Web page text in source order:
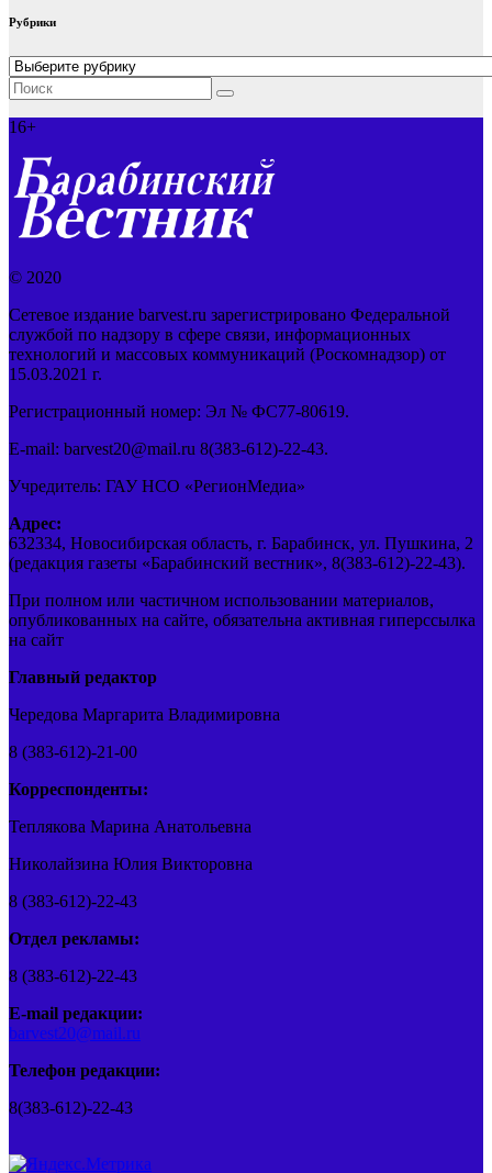
Рубрики
Рубрики
16+
© 2020
Сетевое издание barvest.ru зарегистрировано Федеральной
службой по надзору в сфере связи, информационных
технологий и массовых коммуникаций (Роскомнадзор) от
15.03.2021 г.
Регистрационный номер: Эл № ФС77-80619.
E-mail: barvest20@mail.ru 8(383-612)-22-43.
Учредитель: ГАУ НСО «РегионМедиа»
Адрес:
632334, Новосибирская область, г. Барабинск, ул. Пушкина, 2
(редакция газеты «Барабинский вестник», 8(383-612)-22-43).
При полном или частичном использовании материалов,
опубликованных на сайте, обязательна активная гиперссылка
на сайт
Главный редактор
Чередова Маргарита Владимировна
8 (383-612)-21-00
Корреспонденты:
Теплякова Марина Анатольевна
Николайзина Юлия Викторовна
8 (383-612)-22-43
Отдел рекламы:
8 (383-612)-22-43
E-mail редакции:
barvest20@mail.ru
Телефон редакции:
8(383-612)-22-43